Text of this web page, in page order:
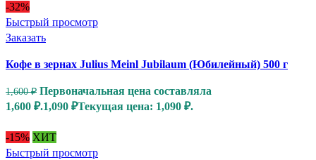
-32%
Быстрый просмотр
Заказать
Кофе в зернах Julius Meinl Jubilaum (Юбилейный) 500 г
1,600₽ Первоначальная цена составляла
1,600 ₽.1,090 ₽Текущая цена: 1,090 ₽.
-15% ХИТ
Быстрый просмотр